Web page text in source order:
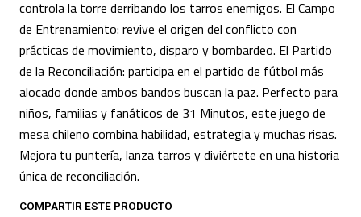
controla la torre derribando los tarros enemigos. El Campo
de Entrenamiento: revive el origen del conflicto con
prácticas de movimiento, disparo y bombardeo. El Partido
de la Reconciliación: participa en el partido de fútbol más
alocado donde ambos bandos buscan la paz. Perfecto para
niños, familias y fanáticos de 31 Minutos, este juego de
mesa chileno combina habilidad, estrategia y muchas risas.
Mejora tu puntería, lanza tarros y diviértete en una historia
única de reconciliación.
COMPARTIR ESTE PRODUCTO